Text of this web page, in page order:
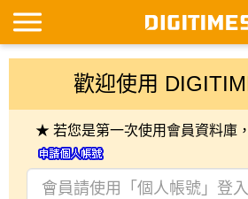
歡迎使用
★ 若您是第一次使用會員資料庫